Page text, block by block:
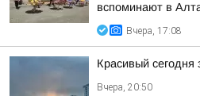
вспоминают в
Вчера, 17:08
Красивый сегодня
Вчера, 20:50